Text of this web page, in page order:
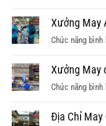
Xưởng May
Chức năng
Xưởng May
Chức năng
Địa Chỉ May